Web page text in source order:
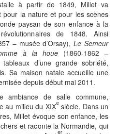
à partir de 1849, Millet va
pour la nature et pour les scènes
paysan de son enfance à la
de 1848. Ainsi
– musée d’Orsay),Le Semeur
à la houe (1860-1862 –
d’une grande sobriété,
Sa maison natale accueille une
depuis début mai 2011.
ambiance de salle commune,
au milieu du XIXesiècle. Dans un
Millet évoque son enfance, les
et raconte la Normandie, qui
er